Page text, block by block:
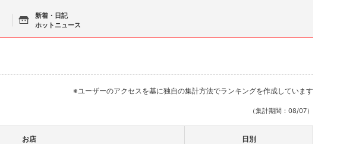
新着・日記
ホットニュース
※ユーザーのアクセスを基に独自の集計方法でランキングを作成しています
（集計期間：08/07）
お店 日別